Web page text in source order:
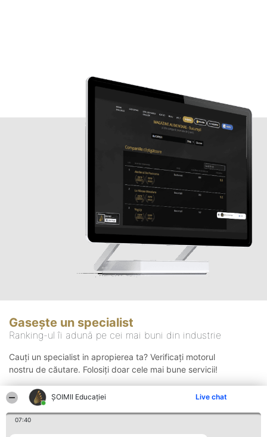
ȘOIMII Educației Live chat
07:40
Gasește un specialist
Ranking-ul îi adună pe cei mai buni din industrie
Cauți un specialist in apropierea ta? Verificați motorul
nostru de căutare. Folosiți doar cele mai bune servicii!